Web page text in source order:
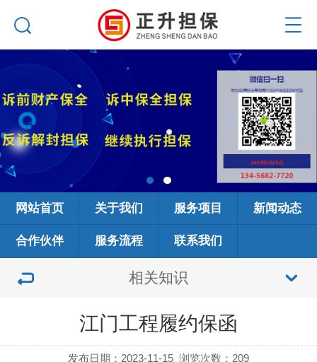
网站首页 关于我们 服务项目 新闻动态
合作伙伴 服务流程 联系我们
相关知识
江门工程履约保函
发布日期：2023-11-15 浏览次数： 209